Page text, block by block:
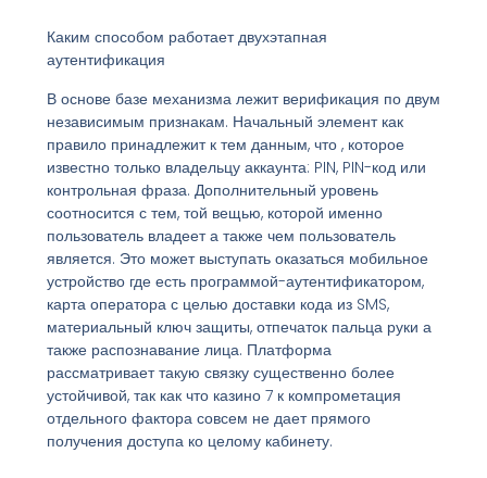
Каким способом работает двухэтапная
аутентификация
В основе базе механизма лежит верификация по двум
независимым признакам. Начальный элемент как
правило принадлежит к тем данным, что , которое
известно только владельцу аккаунта: PIN, PIN-код или
контрольная фраза. Дополнительный уровень
соотносится с тем, той вещью, которой именно
пользователь владеет а также чем пользователь
является. Это может выступать оказаться мобильное
устройство где есть программой-аутентификатором,
карта оператора с целью доставки кода из SMS,
материальный ключ защиты, отпечаток пальца руки а
также распознавание лица. Платформа
рассматривает такую связку существенно более
устойчивой, так как что казино 7 к компрометация
отдельного фактора совсем не дает прямого
получения доступа ко целому кабинету.